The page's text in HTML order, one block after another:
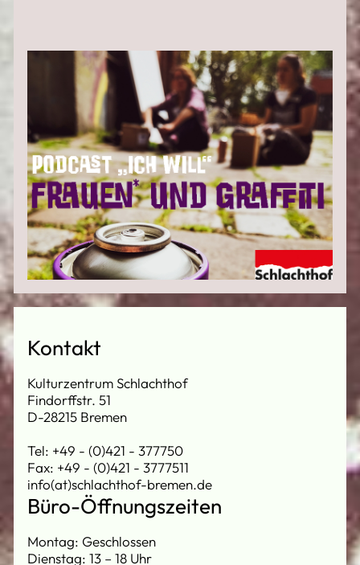
Kontakt
Kulturzentrum Schlachthof
Findorffstr. 51
D-28215 Bremen
Tel: +49 - (0)421 - 377750
Fax: +49 - (0)421 - 3777511
info(at)schlachthof-bremen.de
Büro-Öffnungszeiten
Montag: Geschlossen
Dienstag: 13 – 18 Uhr